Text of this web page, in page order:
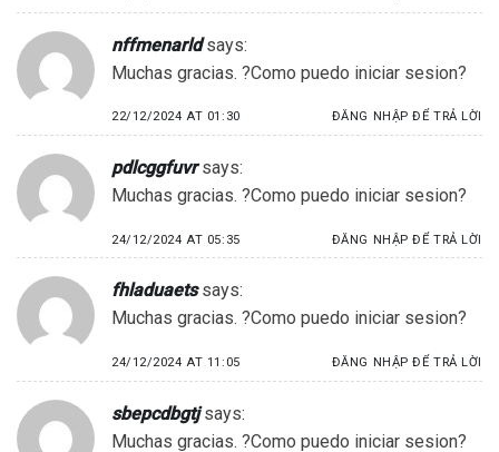
nffmenarld says:
Muchas gracias. ?Como puedo iniciar sesion?
22/12/2024 AT 01:30 ĐĂNG NHẬP ĐỂ TRẢ LỜI
pdlcggfuvr says:
Muchas gracias. ?Como puedo iniciar sesion?
24/12/2024 AT 05:35 ĐĂNG NHẬP ĐỂ TRẢ LỜI
fhladuaets says:
Muchas gracias. ?Como puedo iniciar sesion?
24/12/2024 AT 11:05 ĐĂNG NHẬP ĐỂ TRẢ LỜI
sbepcdbgtj says:
Muchas gracias. ?Como puedo iniciar sesion?